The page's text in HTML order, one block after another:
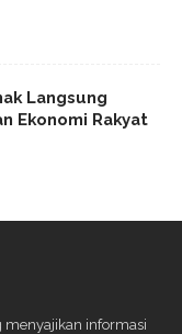
Langsung
Ekonomi Rakyat
menyajikan informasi